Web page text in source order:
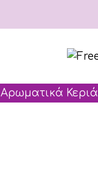
Αρωματικά Κεριά